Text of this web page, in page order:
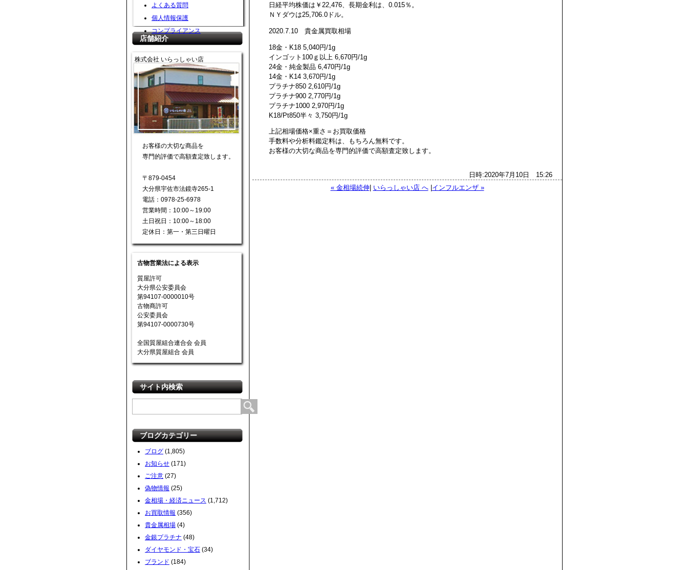
よくある質問
個人情報保護
コンプライアンス
店舗紹介
株式会社 いらっしゃい店
お客様の大切な商品を
専門的評価で高額査定致します。
〒879-0454
大分県宇佐市法鏡寺265-1
電話：0978-25-6978
営業時間：10:00～19:00
土日祝日：10:00～18:00
定休日：第一・第三日曜日
古物営業法による表示
質屋許可
大分県公安委員会
第94107-0000010号
古物商許可
公安委員会
第94107-0000730号
全国質屋組合連合会 会員
大分県質屋組合 会員
サイト内検索
ブログカテゴリー
ブログ (1,805)
お知らせ (171)
ご注意 (27)
偽物情報 (25)
金相場・経済ニュース (1,712)
お買取情報 (356)
貴金属相場 (4)
金銀プラチナ (48)
ダイヤモンド・宝石 (34)
ブランド (184)
日経平均株価は￥22,476、長期金利は、0.015％。
ＮＹダウは25,706.0ドル。
2020.7.10 貴金属買取相場
18金・K18 5,040円/1g
インゴット100ｇ以上 6,670円/1g
24金・純金製品 6,470円/1g
14金・K14 3,670円/1g
プラチナ850 2,610円/1g
プラチナ900 2,770円/1g
プラチナ1000 2,970円/1g
K18/Pt850半々 3,750円/1g
上記相場価格×重さ＝お買取価格
手数料や分析料鑑定料は、もちろん無料です。
お客様の大切な商品を専門的評価で高額査定致します。
日時:2020年7月10日 15:26
« 金相場続伸 いらっしゃい店 へ| インフルエンザ »